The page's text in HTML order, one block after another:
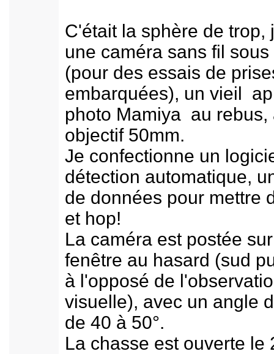
C'était la sphère de trop,
une caméra sans fil
(pour des essais de
embarquées), un vieil
photo Mamiya au rebus,
objectif 50mm.
Je confectionne un
détection automatique,
de données pour mettre
et hop!
La caméra est postée
fenêtre au hasard (sud
à l'opposé de
visuelle), avec un angle
de 40 à 50°.
La chasse est ouverte le